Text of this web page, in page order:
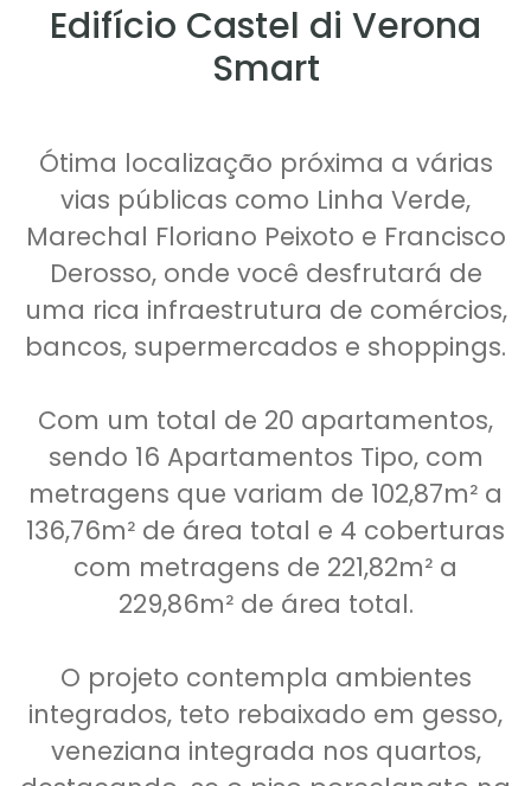
Edifício Castel di Verona
Smart
Ótima localização próxima a várias
vias públicas como Linha Verde,
Marechal Floriano Peixoto e Francisco
Derosso, onde você desfrutará de
uma rica infraestrutura de comércios,
bancos, supermercados e shoppings.
Com um total de 20 apartamentos,
sendo 16 Apartamentos Tipo, com
metragens que variam de 102,87m² a
136,76m² de área total e 4 coberturas
com metragens de 221,82m² a
229,86m² de área total.
O projeto contempla ambientes
integrados, teto rebaixado em gesso,
veneziana integrada nos quartos,